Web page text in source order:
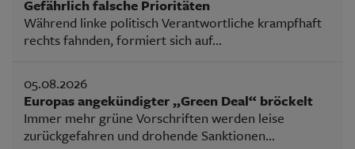
Gefährlich falsche Prioritäten
Während linke politisch Verantwortliche krampfhaft
rechts fahnden, formiert sich auf...
05.08.2026
Europas angekündigter „Green Deal“ bröckelt
Immer mehr grüne Vorschriften werden leise
zurückgefahren und drohende Sanktionen...